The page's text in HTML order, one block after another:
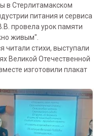
в Стерлитамакском
питания и сервиса
провела урок памяти
живым".
стихи, выступали
Великой Отечественной
изготовили плакат